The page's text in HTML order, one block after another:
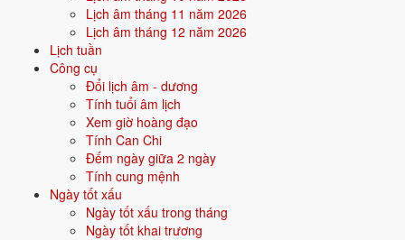
Lịch âm tháng 11 năm 2026
Lịch âm tháng 12 năm 2026
Lịch tuần
Công cụ
Đổi lịch âm - dương
Tính tuổi âm lịch
Xem giờ hoàng đạo
Tính Can Chi
Đếm ngày giữa 2 ngày
Tính cung mệnh
Ngày tốt xấu
Ngày tốt xấu trong tháng
Ngày tốt khai trương
Tính chất vận:Trung cung, biến động lớn - Vận xung đột -
chiến tranh, tái thiết, định hình lại.
Quan hệ mệnh × vận: Mộc khắc Thổ.
Vận năm 2026 Bính Ngọ cho người sinh năm 1951
(Bính Ngọ), người tuổiMão
thuộc nhómCao niên. Quan hệ với Thái Tuế năm xem:
Thái Tuế.